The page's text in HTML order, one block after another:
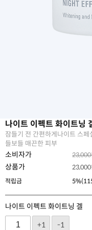
나이트 이펙트 화이트닝
잠들기 전 간편하게나이트 스
들보들 매끈한 피부
소비자가 23,000
상품가 23,000
적립금
나이트 이펙트 화이트닝 겔
+1
-1